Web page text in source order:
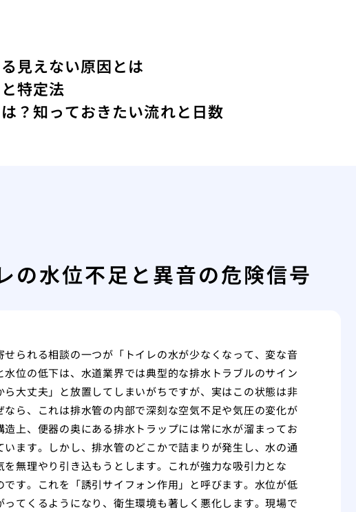
見えない原因とは
特定法
？知っておきたい流れと日数
の水位不足と異音の危険信号
られる相談の一つが「トイレの水が少なくなって、変な音
位の低下は、水道業界では典型的な排水トラブルのサイン
大丈夫」と放置してしまいがちですが、実はこの状態は非
ら、これは排水管の内部で深刻な空気不足や気圧の変化が
上、便器の奥にある排水トラップには常に水が溜まってお
ます。しかし、排水管のどこかで詰まりが発生し、水の通
無理やり引き込もうとします。これが強力な吸引力とな
す。これを「誘引サイフォン作用」と呼びます。水位が低
てくるようになり、衛生環境も著しく悪化します。現場で